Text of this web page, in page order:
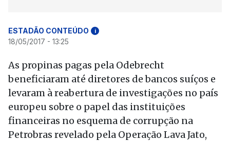
ESTADÃO CONTEÚDO i
18/05/2017 - 13:25
As propinas pagas pela Odebrecht
beneficiaram até diretores de bancos suíços e
levaram à reabertura de investigações no país
europeu sobre o papel das instituições
financeiras no esquema de corrupção na
Petrobras revelado pela Operação Lava Jato,